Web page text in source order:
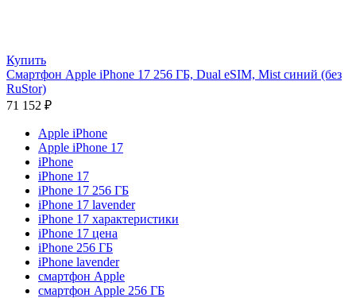
Купить
Смартфон Apple iPhone 17 256 ГБ, Dual eSIM, Mist синий (без
RuStor)
71 152 ₽
Apple iPhone
Apple iPhone 17
iPhone
iPhone 17
iPhone 17 256 ГБ
iPhone 17 lavender
iPhone 17 характеристики
iPhone 17 цена
iPhone 256 ГБ
iPhone lavender
смартфон Apple
смартфон Apple 256 ГБ